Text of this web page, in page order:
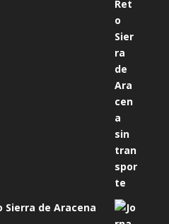
Sierra de Aracena